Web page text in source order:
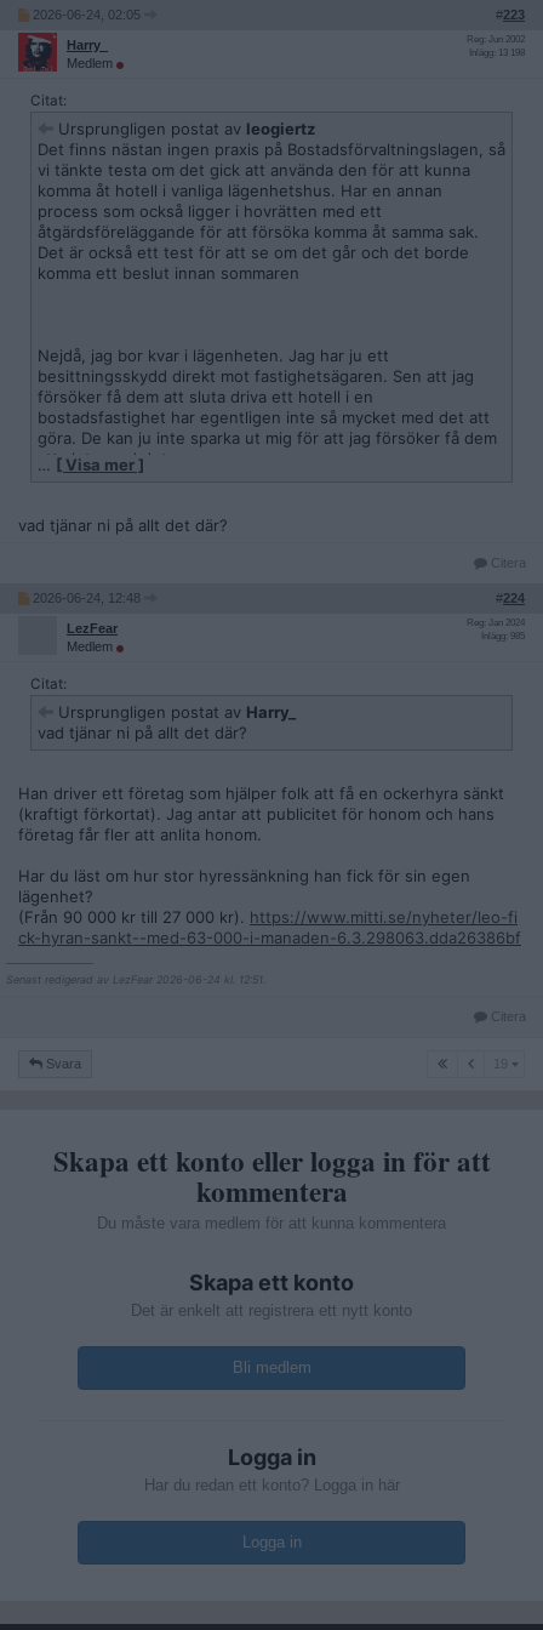
2026-06-24, 02:05 #223
Harry_
Medlem
Reg: Jun 2002
Inlägg: 13 198
Citat:
Ursprungligen postat av leogiertz
Det finns nästan ingen praxis på Bostadsförvaltningslagen, så
vi tänkte testa om det gick att använda den för att kunna
komma åt hotell i vanliga lägenhetshus. Har en annan
process som också ligger i hovrätten med ett
åtgärdsföreläggande för att försöka komma åt samma sak.
Det är också ett test för att se om det går och det borde
komma ett beslut innan sommaren
Nejdå, jag bor kvar i lägenheten. Jag har ju ett
besittningsskydd direkt mot fastighetsägaren. Sen att jag
försöker få dem att sluta driva ett hotell i en
bostadsfastighet har egentligen inte så mycket med det att
göra. De kan ju inte sparka ut mig för att jag försöker få dem
att sluta med det...
… [ Visa mer ]
vad tjänar ni på allt det där?
Citera
2026-06-24, 12:48 #224
LezFear
Medlem
Reg: Jan 2024
Inlägg: 985
Citat:
Ursprungligen postat av Harry_
vad tjänar ni på allt det där?
Han driver ett företag som hjälper folk att få en ockerhyra sänkt
(kraftigt förkortat). Jag antar att publicitet för honom och hans
företag får fler att anlita honom.
Har du läst om hur stor hyressänkning han fick för sin egen
lägenhet?
(Från 90 000 kr till 27 000 kr). https://www.mitti.se/nyheter/leo-fi
ck-hyran-sankt--med-63-000-i-manaden-6.3.298063.dda26386bf
Senast redigerad av LezFear 2026-06-24 kl. 12:51.
Citera
Svara
Skapa ett konto eller logga in för att
kommentera
Du måste vara medlem för att kunna kommentera
Skapa ett konto
Det är enkelt att registrera ett nytt konto
Bli medlem
Logga in
Har du redan ett konto? Logga in här
Logga in